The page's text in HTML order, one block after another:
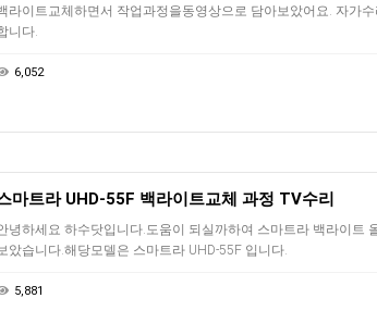
라이트교체하면서 작업과정을동영상으로 담아보았어요. 자가
니다.
6,052
마트라 UHD-55F 백라이트교체 과정 TV수리
녕하세요 하수닷입니다.도움이 되실까하여 스마트라 백라이트
았습니다.해당모델은 스마트라 UHD-55F 입니다.
5,881